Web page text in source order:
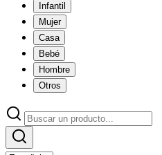
Infantil
Mujer
Casa
Bebé
Hombre
Otros